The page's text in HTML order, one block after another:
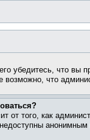
убедитесь, что вы
возможно, что
от того, как